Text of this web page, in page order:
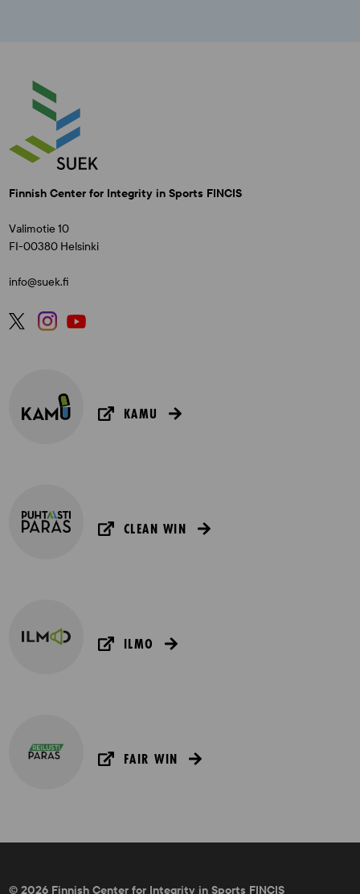
Finnish Center for Integrity in Sports FINCIS
Valimotie 10
FI-00380 Helsinki
info@suek.fi
KAMU
CLEAN WIN
ILMO
FAIR WIN
© 2026 Finnish Center for Integrity in Sports FINCIS